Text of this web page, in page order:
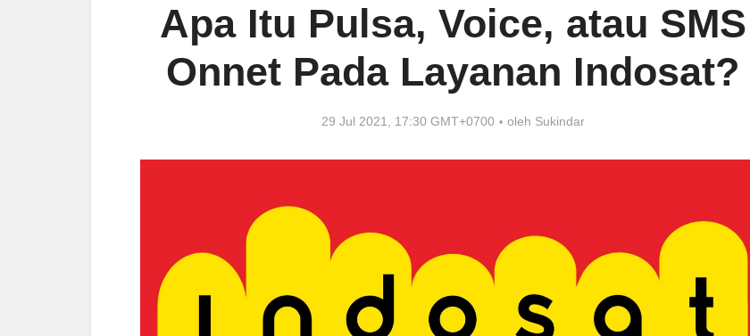
Apa Itu Pulsa, Voice, atau SMS
Onnet Pada Layanan Indosat?
29 Jul 2021, 17:30 GMT+0700 oleh Sukindar